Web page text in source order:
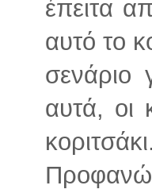
έπειτα
αυτό το
σενάριο
αυτά, οι
κοριτσάκι.